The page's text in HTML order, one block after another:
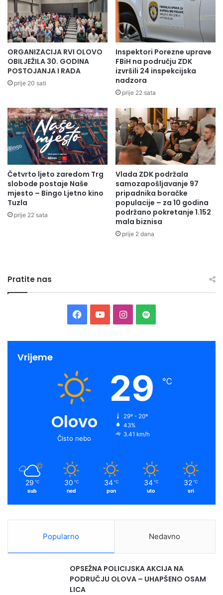
ORGANIZACIJA RVI OLOVO
OBILJEŽILA 30. GODINA
POSTOJANJA I RADA
prije 20 sati
Inspektori Porezne uprave
FBiH na području ZDK
izvršili 24 inspekcijska
nadzora
prije 22 sata
Četvrto ljeto zaredom Trg
slobode postaje Naše
mjesto – Bingo Ljetno kino
Tuzla
prije 22 sata
Vlada ZDK podržala
samozapošljavanje 97
pripadnika boračke
populacije – za 10 godina
podržano pokretanje 1.152
mala biznisa
prije 2 dana
Pratite nas
Facebook
YouTubeInstagram
Spotify
Vrijeme
Olovo
Čisto nebo
29 ℃
29º - 20º
43%
3.41 km/h
29 ℃
sub
30 ℃
ned
34 ℃
pon
34 ℃
uto
32 ℃
sri
Popularno Nedavno
OPSEŽNA POLICIJSKA AKCIJA NA
PODRUČJU OLOVA – UHAPŠENO OSAM
LICA